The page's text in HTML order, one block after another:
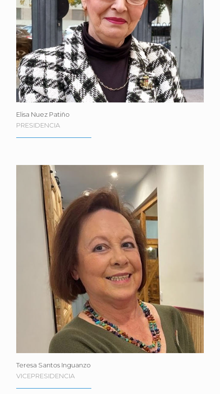
Elisa Nuez Patiño
PRESIDENCIA
Teresa Santos Inguanzo
VICEPRESIDENCIA